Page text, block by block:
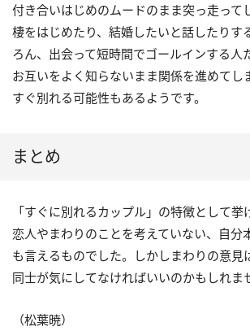
付き合いはじめのムードのまま突っ走って
棲をはじめたり、結婚したいと話したりす
ろん、出会って短時間でゴールインする人
お互いをよく知らないまま関係を進めてし
すぐ別れる可能性もあるようです。
まとめ
「すぐに別れるカップル」の特徴として挙
恋人やまわりのことを考えていない、自分
も言えるものでした。しかしまわりの意見
同士が気にしてなければいいのかもしれま
（松葉暁）